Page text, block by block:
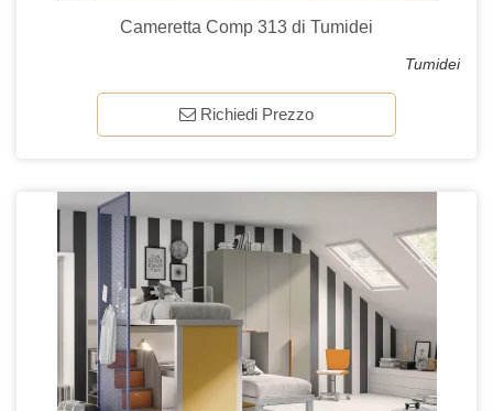
Cameretta Comp 313 di Tumidei
Tumidei
Richiedi Prezzo